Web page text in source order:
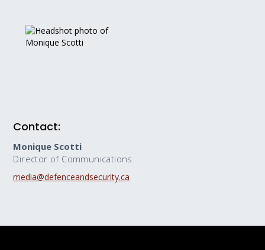
Contact:
Monique Scotti
Director of Communications
media@defenceandsecurity.ca